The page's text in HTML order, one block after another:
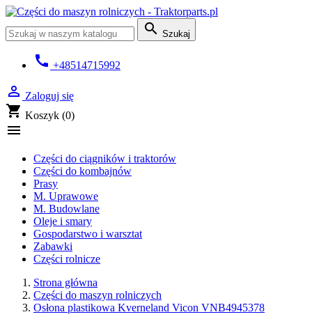
 Szukaj
call +48514715992
 Zaloguj się
shopping_cart Koszyk (0)

Części do ciągników i traktorów
Części do kombajnów
Prasy
M. Uprawowe
M. Budowlane
Oleje i smary
Gospodarstwo i warsztat
Zabawki
Części rolnicze
Strona główna
Części do maszyn rolniczych
Osłona plastikowa Kverneland Vicon VNB4945378